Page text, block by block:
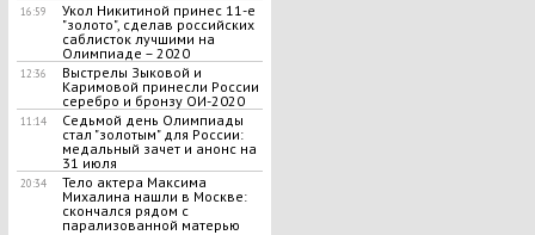
16:59
Укол Никитиной принес 11-е
"золото", сделав российских
саблисток лучшими на
Олимпиаде – 2020
12:36
Выстрелы Зыковой и
Каримовой принесли России
серебро и бронзу ОИ-2020
11:14
Седьмой день Олимпиады
стал "золотым" для России:
медальный зачет и анонс на
31 июля
20:34
Тело актера Максима
Михалина нашли в Москве:
скончался рядом с
парализованной матерью